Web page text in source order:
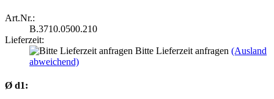
Art.Nr.:
B.3710.0500.210
Lieferzeit:
Bitte Lieferzeit anfragen (Ausland
abweichend)
Ø d1: